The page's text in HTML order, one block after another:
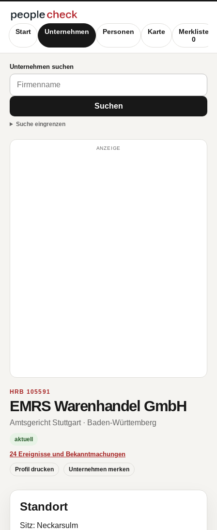
Start Unternehmen Personen Karte
Merkliste
0
Unternehmen suchen
Suchen
Suche eingrenzen
ANZEIGE
HRB 105591
EMRS Warenhandel GmbH
Amtsgericht Stuttgart · Baden-Württemberg
aktuell
24 Ereignisse und Bekanntmachungen
Profil drucken Unternehmen merken
Standort
Sitz: Neckarsulm